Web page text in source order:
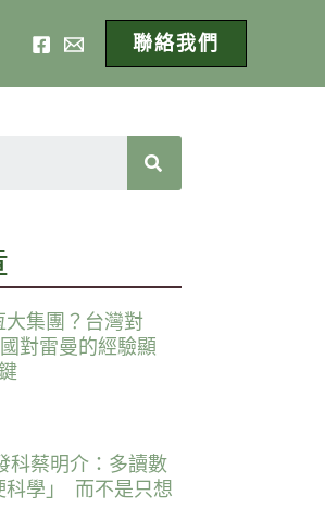
聯絡我們
集團？台灣對
對雷曼的經驗顯
科蔡明介：多讀數
科學｣ 而不是只想